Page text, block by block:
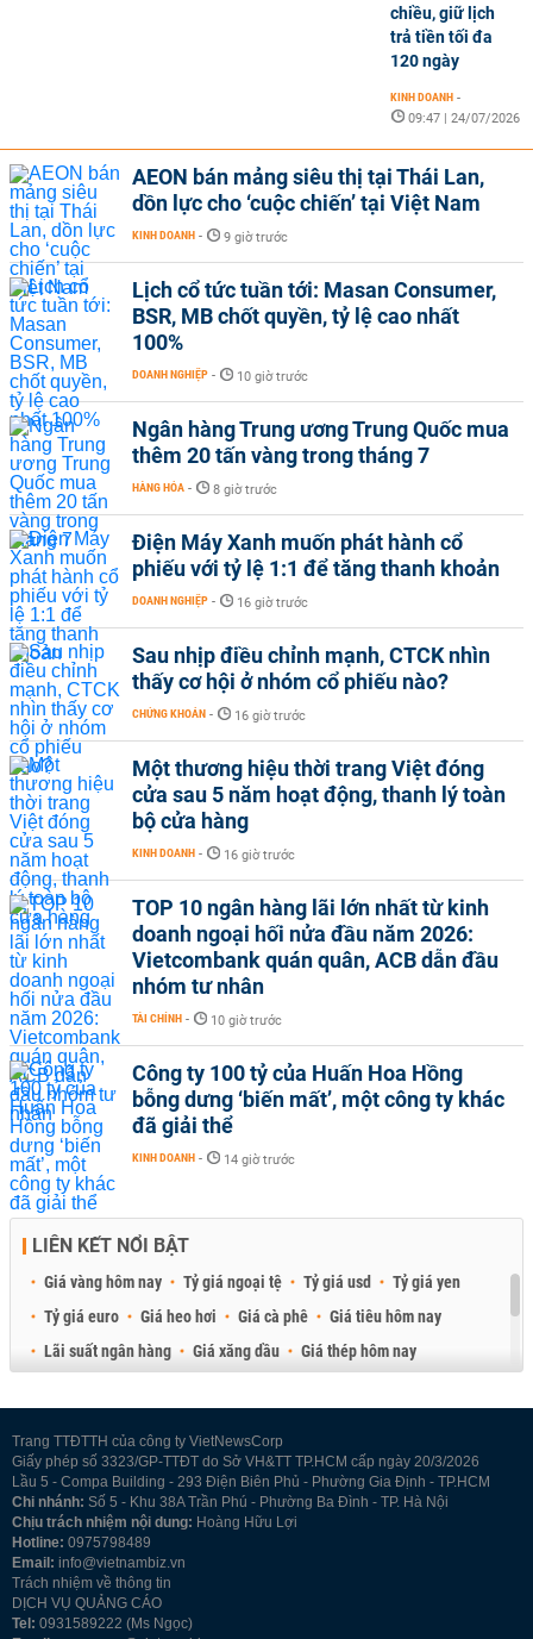
chiều, giữ lịch
trả tiền tối đa
120 ngày
KINH DOANH -
09:47 | 24/07/2026
AEON bán mảng siêu thị tại Thái Lan,
dồn lực cho ‘cuộc chiến’ tại Việt Nam
KINH DOANH - 9 giờ trước
Lịch cổ tức tuần tới: Masan Consumer,
BSR, MB chốt quyền, tỷ lệ cao nhất
100%
DOANH NGHIỆP - 10 giờ trước
Ngân hàng Trung ương Trung Quốc mua
thêm 20 tấn vàng trong tháng 7
HÀNG HÓA - 8 giờ trước
Điện Máy Xanh muốn phát hành cổ
phiếu với tỷ lệ 1:1 để tăng thanh khoản
DOANH NGHIỆP - 16 giờ trước
Sau nhịp điều chỉnh mạnh, CTCK nhìn
thấy cơ hội ở nhóm cổ phiếu nào?
CHỨNG KHOÁN - 16 giờ trước
Một thương hiệu thời trang Việt đóng
cửa sau 5 năm hoạt động, thanh lý toàn
bộ cửa hàng
KINH DOANH - 16 giờ trước
TOP 10 ngân hàng lãi lớn nhất từ kinh
doanh ngoại hối nửa đầu năm 2026:
Vietcombank quán quân, ACB dẫn đầu
nhóm tư nhân
TÀI CHÍNH - 10 giờ trước
Công ty 100 tỷ của Huấn Hoa Hồng
bỗng dưng ‘biến mất’, một công ty khác
đã giải thể
KINH DOANH - 14 giờ trước
LIÊN KẾT NỔI BẬT
Giá vàng hôm nay Tỷ giá ngoại tệ Tỷ giá usd
Tỷ giá yen
Tỷ giá euro
Giá heo hơi Giá cà phê
Giá tiêu hôm nay
Lãi suất ngân hàng
Giá xăng dầu
Giá thép hôm nay
Trang TTĐTTH của công ty VietNewsCorp
Giấy phép số 3323/GP-TTĐT do Sở VH&TT TP.HCM cấp ngày 20/3/2026
Lầu 5 - Compa Building - 293 Điện Biên Phủ - Phường Gia Định - TP.HCM
Chi nhánh: Số 5 - Khu 38A Trần Phú - Phường Ba Đình - TP. Hà Nội
Chịu trách nhiệm nội dung: Hoàng Hữu Lợi
Hotline: 0975798489
Email: info@vietnambiz.vn
Trách nhiệm về thông tin
DỊCH VỤ QUẢNG CÁO
Tel: 0931589222 (Ms Ngọc)